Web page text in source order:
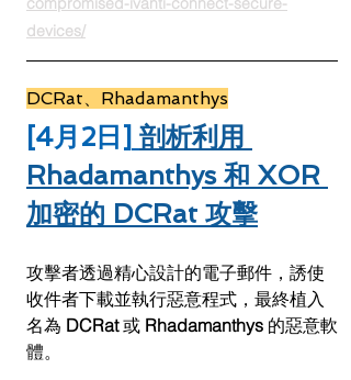
devices/
DCRat、Rhadamanthys
[4月2日] 剖析利用
Rhadamanthys 和 XOR
加密的 DCRat 攻擊
攻擊者透過精心設計的電子郵件，誘使
收件者下載並執行惡意程式，最終植入
名為 DCRat 或 Rhadamanthys 的惡意軟
體。